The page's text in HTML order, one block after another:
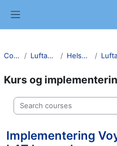
Courses Luftambulanse Helse Sør-Øst
Kurs og
Search courses
Implementering